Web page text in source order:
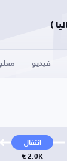
فيديو
انتقال
2.0K €